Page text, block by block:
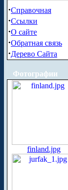
·Справочная
·Ссылки
·О сайте
·Обратная связь
·Дерево Сайта
Фотографии
finland.jpg